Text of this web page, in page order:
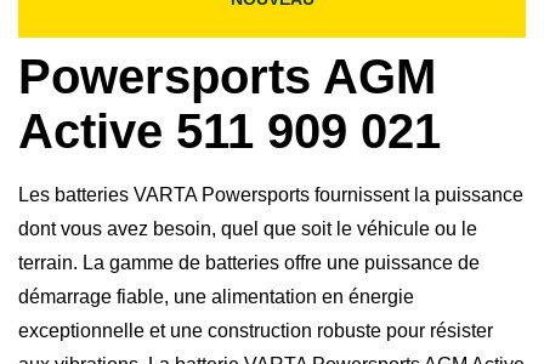
Powersports AGM
Active 511 909 021
Les batteries VARTA Powersports fournissent la puissance
dont vous avez besoin, quel que soit le véhicule ou le
terrain. La gamme de batteries offre une puissance de
démarrage fiable, une alimentation en énergie
exceptionnelle et une construction robuste pour résister